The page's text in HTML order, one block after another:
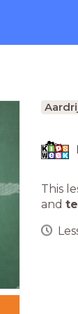
This
and